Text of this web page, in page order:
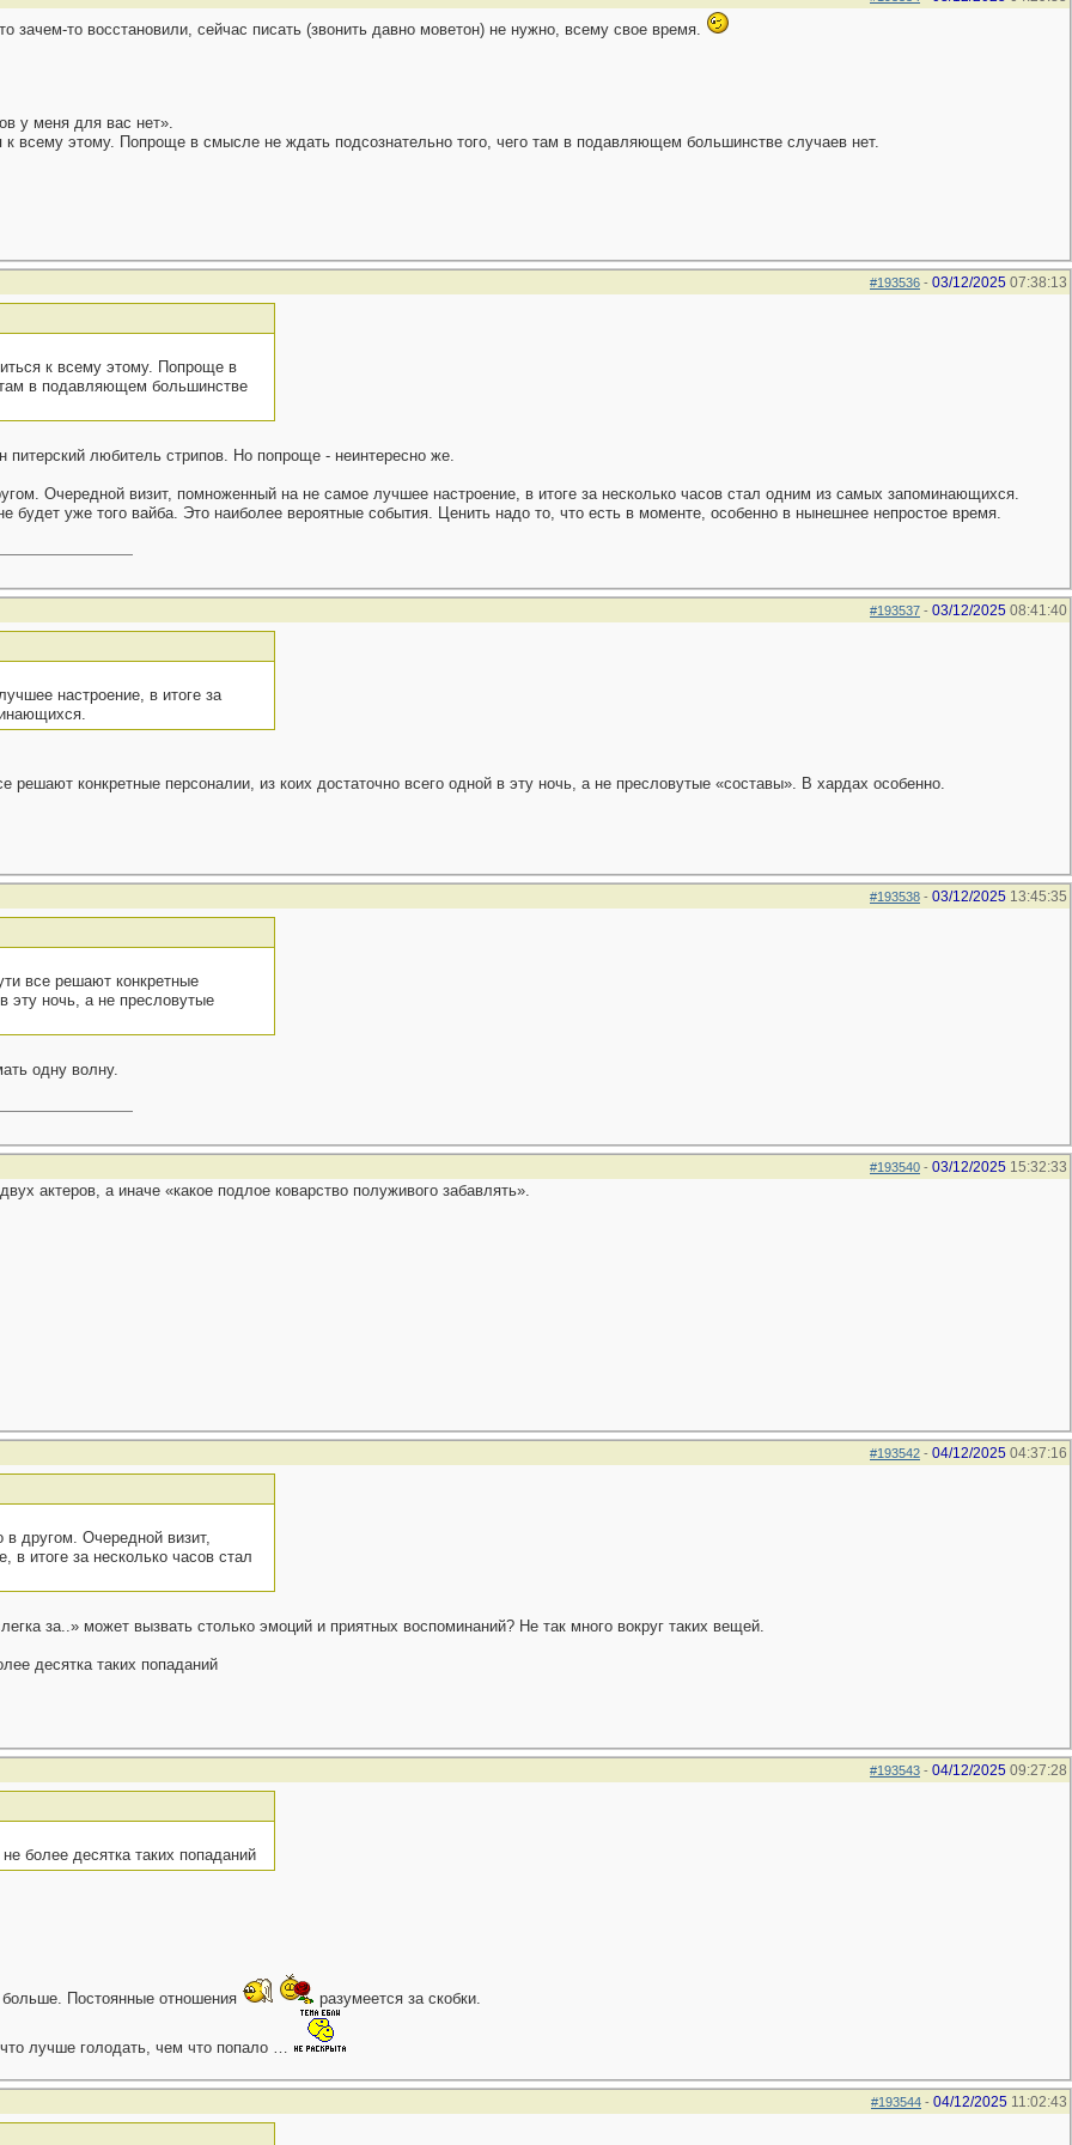
зачем-то восстановили, сейчас писать (звонить давно моветон) не нужно, всему свое время.
у меня для вас нет».
всему этому. Попроще в смысле не ждать подсознательно того, чего там в подавляющем большинстве случаев нет.
#193536 - 03/12/2025 07:38:13
к всему этому. Попроще в
в подавляющем большинстве
любитель стрипов. Но попроще - неинтересно же.
Очередной визит, помноженный на не самое лучшее настроение, в итоге за несколько часов стал одним из самых запоминающихся.
уже того вайба. Это наиболее вероятные события. Ценить надо то, что есть в моменте, особенно в нынешнее непростое время.
#193537 - 03/12/2025 08:41:40
настроение, в итоге за
решают конкретные персоналии, из коих достаточно всего одной в эту ночь, а не пресловутые «составы». В хардах особенно.
#193538 - 03/12/2025 13:45:35
все решают конкретные
эту ночь, а не пресловутые
одну волну.
#193540 - 03/12/2025 15:32:33
актеров, а иначе «какое подлое коварство полуживого забавлять».
#193542 - 04/12/2025 04:37:16
другом. Очередной визит,
итоге за несколько часов стал
за..» может вызвать столько эмоций и приятных воспоминаний? Не так много вокруг таких вещей.
десятка таких попаданий
#193543 - 04/12/2025 09:27:28
более десятка таких попаданий
Постоянные отношения разумеется за скобки.
лучше голодать, чем что попало …
#193544 - 04/12/2025 11:02:43